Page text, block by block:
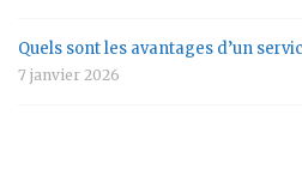
Quels sont les avantages d’un
7 janvier 2026